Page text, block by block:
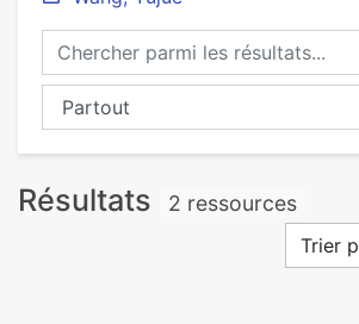
Chercher parmi les résultats...
Chercher dans...
Résultats 2 ressources
Trier